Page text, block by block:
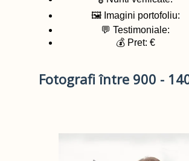
🖼️ Imagini portofoliu:
💬 Testimoniale:
💰 Pret: €
Fotografi între 900 -